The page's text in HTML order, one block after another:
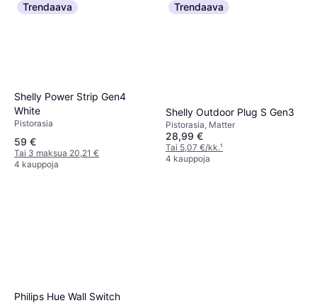
Trendaava
Shelly Power Strip Gen4
White
Pistorasia
59 €
Tai 3 maksua 20,21 €
4 kauppoja
Trendaava
Shelly Outdoor Plug S Gen3
Pistorasia, Matter
28,99 €
Tai 5,07 €/kk.¹
4 kauppoja
Philips Hue Wall Switch